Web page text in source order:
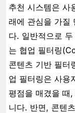
추천 시스템은 사
래에 관심을 가질
다. 일반적으로
는 협업 필터링
콘텐츠 기반 필터
업 필터링은 사용
평점을 매겼을 때
니다. 반면, 콘텐